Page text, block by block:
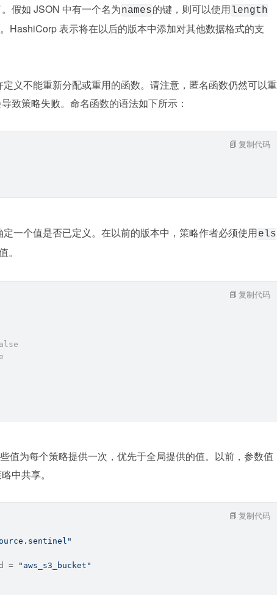
假如 JSON 中有一个名为names的键，则可以使用 length
HashiCorp 表示将在以后的版本中添加对其他数据格式的支
义不能重新分配或重用的函数。请注意，匿名函数仍然可以重
致策略失败。命名函数的语法如下所示：
复制代码
一个值是否已定义。在以前的版本中，策略作者必须使用els
复制代码
值为每个策略提供一次，优先于全局提供的值。以前，参数值
中共享。
=
"aws_s3_bucket"
复制代码